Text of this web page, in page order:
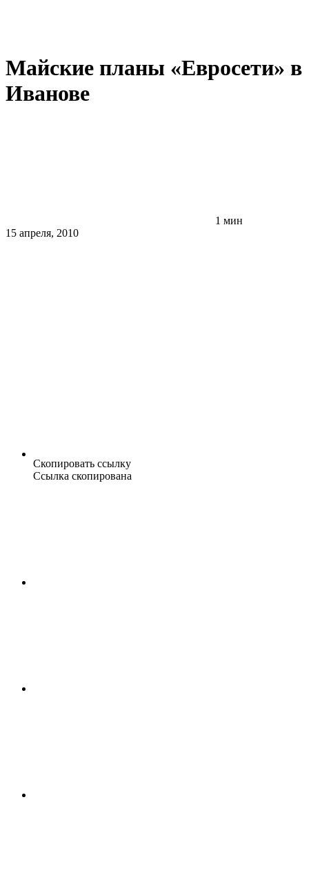
Майские планы «Евросети» в
Иванове
1 мин
15 апреля, 2010
Скопировать ссылку
Ссылка скопирована